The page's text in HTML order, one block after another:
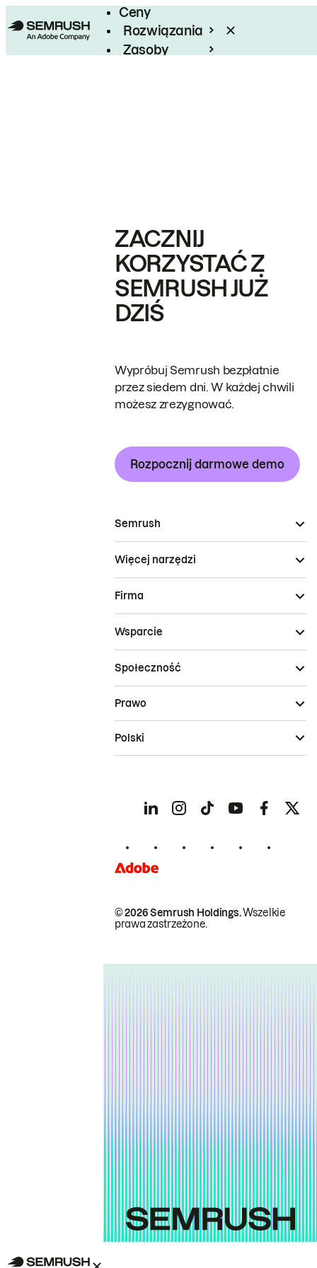
Ceny
Rozwiązania
Zasoby
ZACZNIJ
KORZYSTAĆ Z
SEMRUSH JUŻ
DZIŚ
Wypróbuj Semrush bezpłatnie
przez siedem dni. W każdej chwili
możesz zrezygnować.
Rozpocznij darmowe demo
Semrush
Więcej narzędzi
Firma
Wsparcie
Społeczność
© 2026 Semrush Holdings.Wszelkie
prawa zastrzeżone.
Prawo
Polski